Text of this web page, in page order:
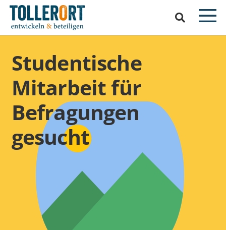
Studentische
Mitarbeit für
Befragungen
gesucht